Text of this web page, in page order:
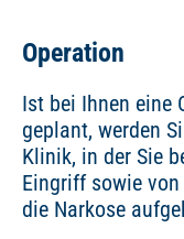
Operation
Ist bei Ihnen eine
geplant, werden
Klinik, in der Sie
Eingriff sowie
die Narkose